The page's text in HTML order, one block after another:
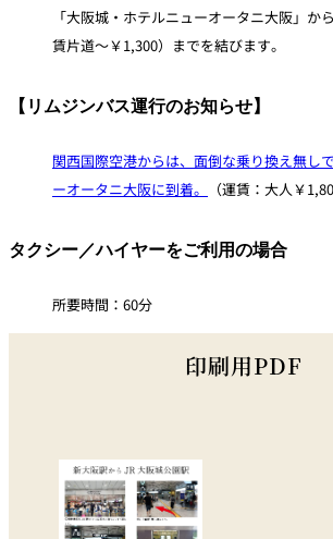
「大阪城・ホテルニューオータニ大阪」か
賃片道～￥1,300）までを結びます。
【リムジンバス運行のお知らせ】
関西国際空港からは、面倒な乗り換え無し
ーオータニ大阪に到着。
（運賃：大人￥
タクシー／ハイヤーをご利用の場合
所要時間：60分
印刷用PDF